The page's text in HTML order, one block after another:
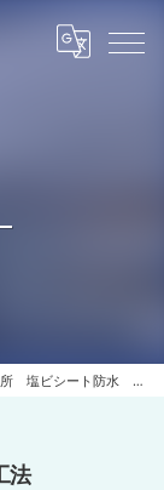
塩ビシート防水 密着工法
法